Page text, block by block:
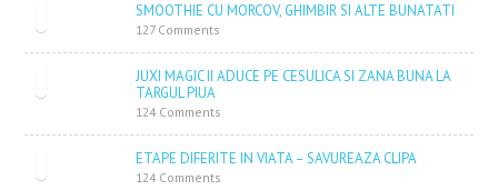
SMOOTHIE CU MORCOV, GHIMBIR SI ALTE BUNATATI
127 Comments
JUXI MAGIC II ADUCE PE CESULICA SI ZANA BUNA LA
TARGUL PIUA
124 Comments
ETAPE DIFERITE IN VIATA – SAVUREAZA CLIPA
124 Comments